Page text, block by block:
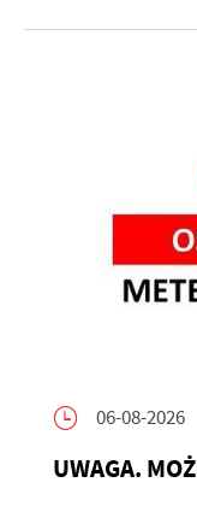
06-08-2026
UWAGA.